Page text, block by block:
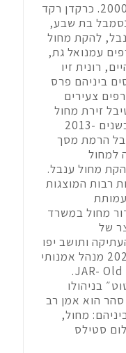
החל לפעול ככוריאוגרף בשנת 2000. כרקדן רקד
בת שבע,
להקת מחול
עמנואל גת,
רונית זיו
ביניהם פרס
צעירים
זירת מחול
בזירה הבינתחומית בירושלים בשנים 2013-
הרמת מסך
למחול
מחול ענבל.
עבודות רבות המוצגות
מחול במשרד
ואוצר של
ותושב יפו
העתיקה משנת 2021. משנת 2022 מנהל אמנותי
של JAR- Old Jaffa Artists Residency.
בניהולו
סהר הוא אמן רב
מחול,
סטילס